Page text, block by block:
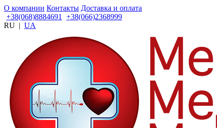
О компании Контакты Доставка и оплата
+38(068)8884691
+38(066)2368999
RU | UA